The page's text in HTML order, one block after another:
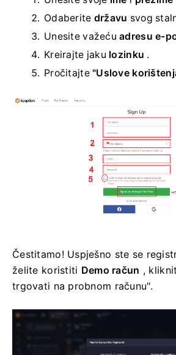
Odaberite državu svog
Unesite važećuadresu e-
Kreirajte jaku lozinku .
Pročitajte"Uslove
Čestitamo! Uspješno ste se
želite koristiti Demo račun ,
trgovati na probnom računu".